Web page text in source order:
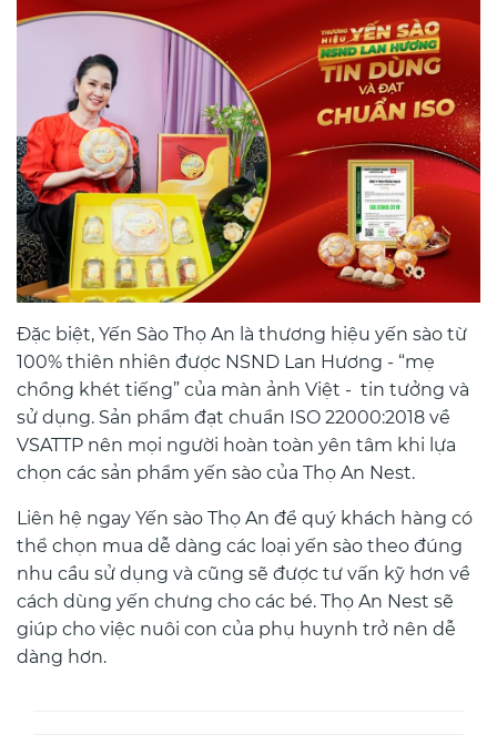
Đặc biệt, Yến Sào Thọ An là thương hiệu yến sào từ
100% thiên nhiên được NSND Lan Hương - “mẹ
chồng khét tiếng” của màn ảnh Việt - tin tưởng và
sử dụng. Sản phẩm đạt chuẩn ISO 22000:2018 về
VSATTP nên mọi người hoàn toàn yên tâm khi lựa
chọn các sản phẩm yến sào của Thọ An Nest.
Liên hệ ngay Yến sào Thọ An để quý khách hàng có
thể chọn mua dễ dàng các loại yến sào theo đúng
nhu cầu sử dụng và cũng sẽ được tư vấn kỹ hơn về
cách dùng yến chưng cho các bé. Thọ An Nest sẽ
giúp cho việc nuôi con của phụ huynh trở nên dễ
dàng hơn.